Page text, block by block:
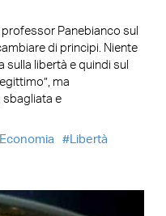
professor Panebianco sul
di principi. Niente
sulla libertà e quindi sul
ma
sbagliata e
Libertà